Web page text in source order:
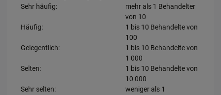
Sehr häufig:
mehr als 1 Behandelter
von 10
Häufig:
1 bis 10 Behandelte von
100
Gelegentlich:
1 bis 10 Behandelte von
1 000
Selten:
1 bis 10 Behandelte von
10 000
Sehr selten:
weniger als 1